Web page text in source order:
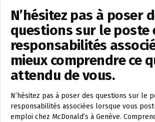
N’hésitez pas à poser
questions sur le poste
responsabilités
mieux comprendre ce
attendu de vous.
N’hésitez pas à poser des questions sur le
responsabilités associées lorsque vous
emploi chez McDonald’s à Genève.